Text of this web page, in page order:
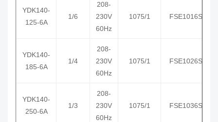
YDK140-
125-6A
1/6
208-
230V
60Hz
1075/1 FSE1016S
YDK140-
185-6A
1/4
208-
230V
60Hz
1075/1 FSE1026S
YDK140-
250-6A
1/3
208-
230V
60Hz
1075/1 FSE1036S